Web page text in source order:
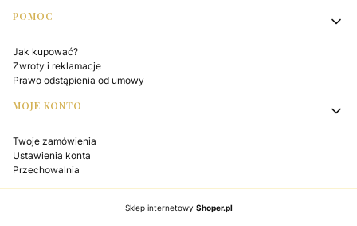
POMOC
Jak kupować?
Zwroty i reklamacje
Prawo odstąpienia od umowy
MOJE KONTO
Twoje zamówienia
Ustawienia konta
Przechowalnia
Sklep internetowy Shoper.pl